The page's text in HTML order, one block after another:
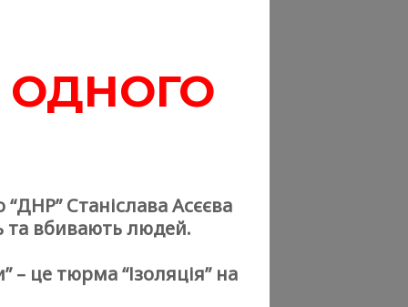
ОДНОГО
Станіслава Асєєва
та вбивають людей.
– це тюрма “Ізоляція” на